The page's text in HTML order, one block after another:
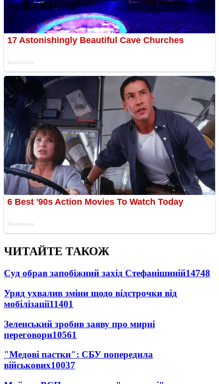
ЧИТАЙТЕ ТАКОЖ
Суд обрав запобіжний захід Стефанішиній14748
Уряд ухвалив зміни щодо відстрочки від
мобілізації11401
Зеленський зробив заяву про мирні
переговори10561
"Медові пастки": СБУ попередила
військових10037